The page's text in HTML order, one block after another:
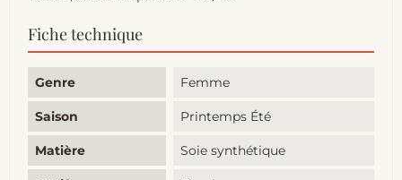
Fiche technique
Genre Femme
Saison Printemps Été
Matière Soie synthétique